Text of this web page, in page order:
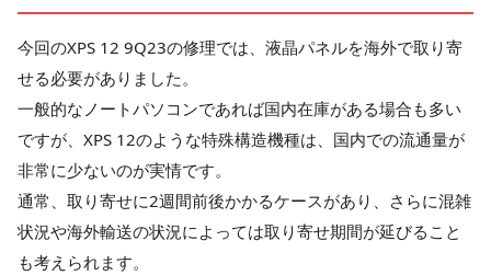
今回のXPS 12 9Q23の修理では、液晶パネルを海外で取り寄
せる必要がありました。
一般的なノートパソコンであれば国内在庫がある場合も多い
ですが、XPS 12のような特殊構造機種は、国内での流通量が
非常に少ないのが実情です。
通常、取り寄せに2週間前後かかるケースがあり、さらに混雑
状況や海外輸送の状況によっては取り寄せ期間が延びること
も考えられます。